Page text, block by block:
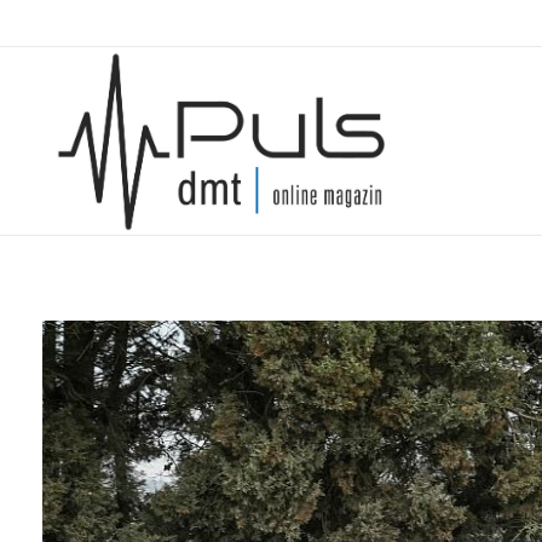
Puls Magazin
Zukunft der Mobilität